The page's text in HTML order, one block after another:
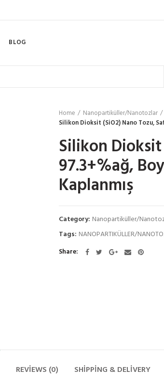
BLOG
Home
Nanopartiküller/Nanotozlar
Silikon Dioksit (SiO2) Nano Tozu,
Silikon Dioksit
97.3+%ağ,
Kaplanmış
Category: Nanopartiküller/
Tags: NANOPARTIKÜLLER/
Share
REVIEWS (0) SHIPPING & DELIVERY